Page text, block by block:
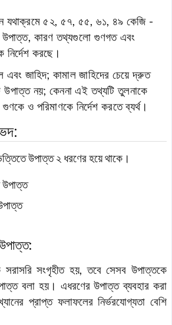
যথাক্রমে ৫২, ৫৭, ৫৫, ৬১, ৪৯ কেজি -
কারণ তথ্যগুলো গুণগত এবং
নির্দেশ করছে।
এবং জাহিদ; কামাল জাহিদের চেয়ে দ্রুত
উপাত্ত নয়; কেননা এই তথ্যটি তুলনাকে
গুণকে ও পরিমাণকে নির্দেশ করতে ব্যর্থ।
উপাত্ত ২ ধরণের হয়ে থাকে।
উপাত্ত
সংগৃহীত হয়, তবে সেসব উপাত্তকে
বলা হয়। এধরণের উপাত্ত ব্যবহার করা
প্রাপ্ত ফলাফলের নির্ভরযোগ্যতা বেশি